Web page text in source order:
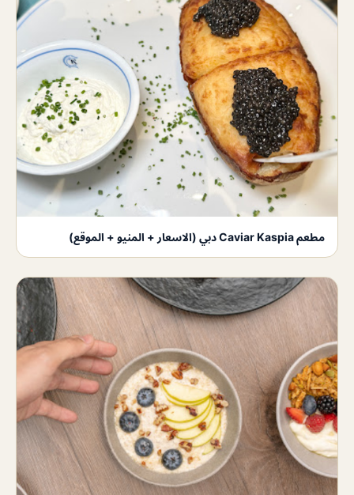
مطعم Caviar Kaspia دبي (الاسعار + المنيو + الموقع)